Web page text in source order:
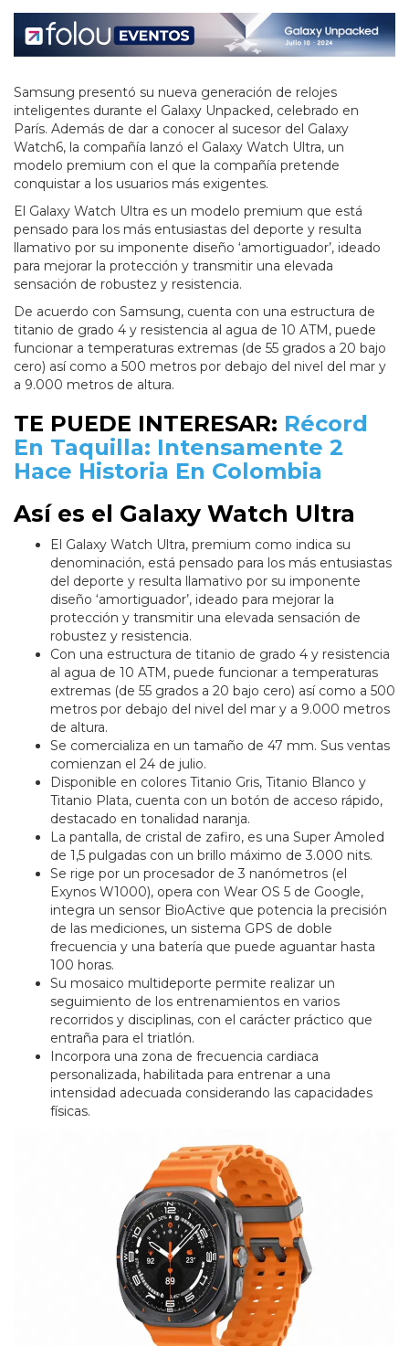
Samsung presentó su nueva generación de relojes
inteligentes durante el Galaxy Unpacked, celebrado en
París. Además de dar a conocer al sucesor del Galaxy
Watch6, la compañía lanzó el Galaxy Watch Ultra, un
modelo premium con el que la compañía pretende
conquistar a los usuarios más exigentes.
El Galaxy Watch Ultra es un modelo premium que está
pensado para los más entusiastas del deporte y resulta
llamativo por su imponente diseño ‘amortiguador’, ideado
para mejorar la protección y transmitir una elevada
sensación de robustez y resistencia.
De acuerdo con Samsung, cuenta con una estructura de
titanio de grado 4 y resistencia al agua de 10 ATM, puede
funcionar a temperaturas extremas (de 55 grados a 20 bajo
cero) así como a 500 metros por debajo del nivel del mar y
a 9.000 metros de altura.
TE PUEDE INTERESAR: Récord
En Taquilla: Intensamente 2
Hace Historia En Colombia
Así es el Galaxy Watch Ultra
El Galaxy Watch Ultra, premium como indica su
denominación, está pensado para los más entusiastas
del deporte y resulta llamativo por su imponente
diseño ‘amortiguador’, ideado para mejorar la
protección y transmitir una elevada sensación de
robustez y resistencia.
Con una estructura de titanio de grado 4 y resistencia
al agua de 10 ATM, puede funcionar a temperaturas
extremas (de 55 grados a 20 bajo cero) así como a 500
metros por debajo del nivel del mar y a 9.000 metros
de altura.
Se comercializa en un tamaño de 47 mm. Sus ventas
comienzan el 24 de julio.
Disponible en colores Titanio Gris, Titanio Blanco y
Titanio Plata, cuenta con un botón de acceso rápido,
destacado en tonalidad naranja.
La pantalla, de cristal de zafiro, es una Super Amoled
de 1,5 pulgadas con un brillo máximo de 3.000 nits.
Se rige por un procesador de 3 nanómetros (el
Exynos W1000), opera con Wear OS 5 de Google,
integra un sensor BioActive que potencia la precisión
de las mediciones, un sistema GPS de doble
frecuencia y una batería que puede aguantar hasta
100 horas.
Su mosaico multideporte permite realizar un
seguimiento de los entrenamientos en varios
recorridos y disciplinas, con el carácter práctico que
entraña para el triatlón.
Incorpora una zona de frecuencia cardiaca
personalizada, habilitada para entrenar a una
intensidad adecuada considerando las capacidades
físicas.